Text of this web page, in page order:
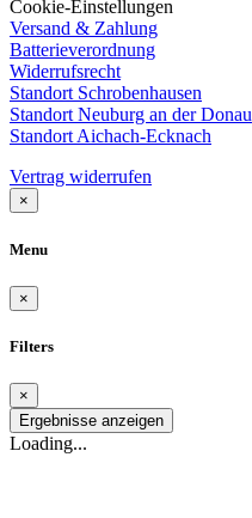
Cookie-Einstellungen
Versand & Zahlung
Batterieverordnung
Widerrufsrecht
Standort Schrobenhausen
Standort Neuburg an der Donau
Standort Aichach-Ecknach
Vertrag widerrufen
×
Menu
×
Filters
×
Ergebnisse anzeigen
Loading...